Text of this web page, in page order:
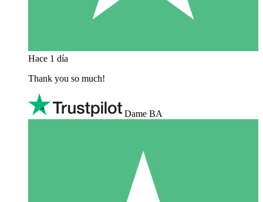
Hace 1 día
Thank you so much!
Dame BA